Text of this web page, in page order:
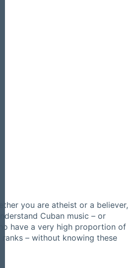
you are atheist or a believer,
Cuban music – or
have a very high proportion of
ranks – without knowing these